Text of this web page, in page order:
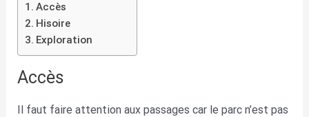
Accès
Hisoire
Exploration
Accès
Il faut faire attention aux passages car le parc n’est pas